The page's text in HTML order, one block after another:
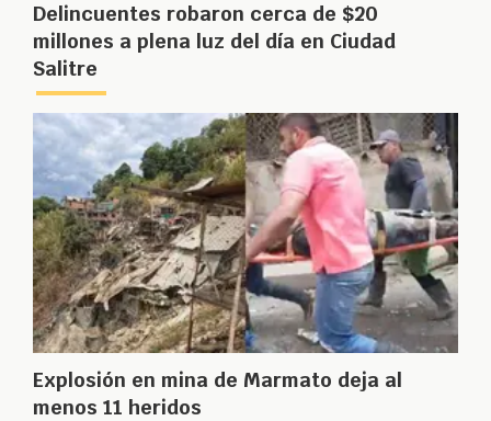
Delincuentes robaron cerca de $20
millones a plena luz del día en Ciudad
Salitre
Explosión en mina de Marmato deja al
menos 11 heridos